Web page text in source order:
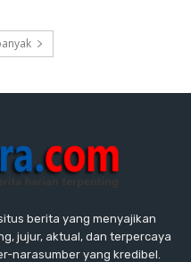
berita yang menyajikan
jujur, aktual, dan terpercaya
narasumber yang kredibel.